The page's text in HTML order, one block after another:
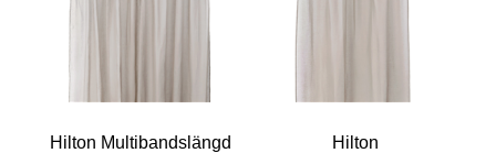
Hilton Multibandslängd
Hilton